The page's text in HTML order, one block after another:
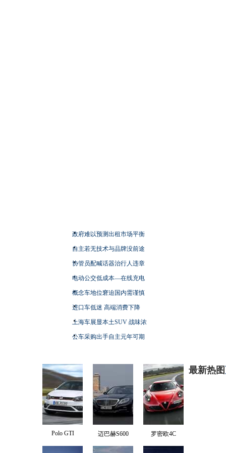
政府难以预测出租市场平衡
自主若无技术与品牌没前途
协管员配喊话器治行人违章
电动公交低成本—在线充电
概念车地位窘迫国内需谨慎
进口车低迷 高端消费下降
上海车展显本土SUV 战味浓
公车采购出手自主元年可期
Polo GTI 迈巴赫S600 罗密欧4C
最新热图